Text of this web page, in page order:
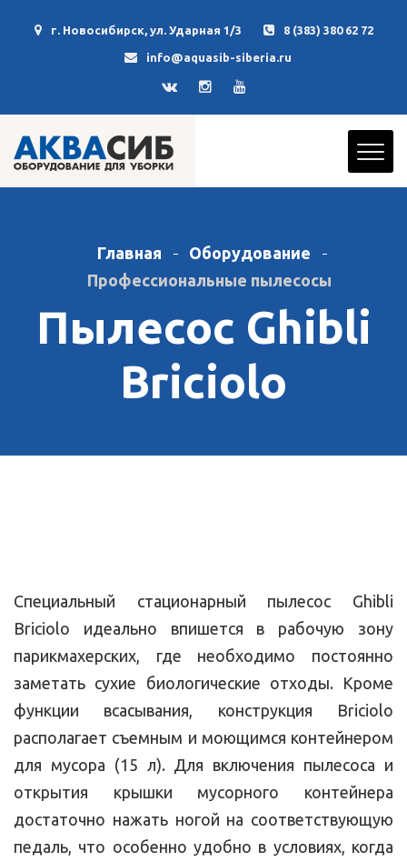
г. Новосибирск, ул. Ударная 1/3 8 (383) 380 62 72
info@aquasib-siberia.ru
Главная
Оборудование
Профессиональные пылесосы
Пылесос Ghibli
Briciolo
Специальный стационарный пылесос Ghibli
Briciolo идеально впишется в рабочую зону
парикмахерских, где необходимо постоянно
заметать сухие биологические отходы. Кроме
функции всасывания, конструкция Briciolo
располагает съемным и моющимся контейнером
для мусора (15 л). Для включения пылесоса и
открытия крышки мусорного контейнера
достаточно нажать ногой на соответствующую
педаль, что особенно удобно в условиях, когда